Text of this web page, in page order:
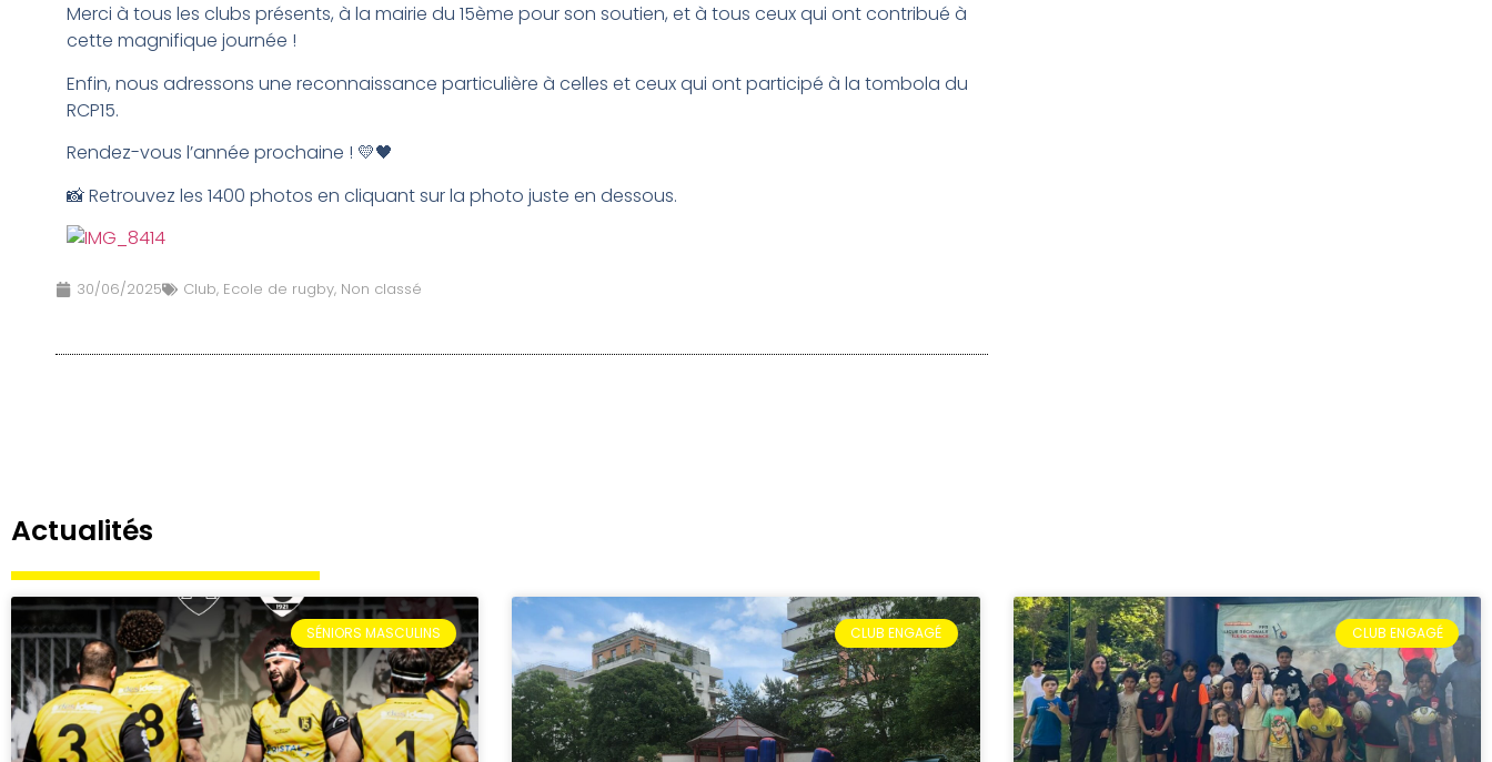
Merci à tous les clubs présents, à la mairie du 15ème pour son soutien, et à tous ceux qui ont contribué à
cette magnifique journée !
Enfin, nous adressons une reconnaissance particulière à celles et ceux qui ont participé à la tombola du
RCP15.
Rendez-vous l’année prochaine ! 💛🖤
📸 Retrouvez les 1400 photos en cliquant sur la photo juste en dessous.
30/06/2025 Club, Ecole de rugby, Non classé
Actualités
SÉNIORS MASCULINS CLUB ENGAGÉ CLUB ENGAGÉ